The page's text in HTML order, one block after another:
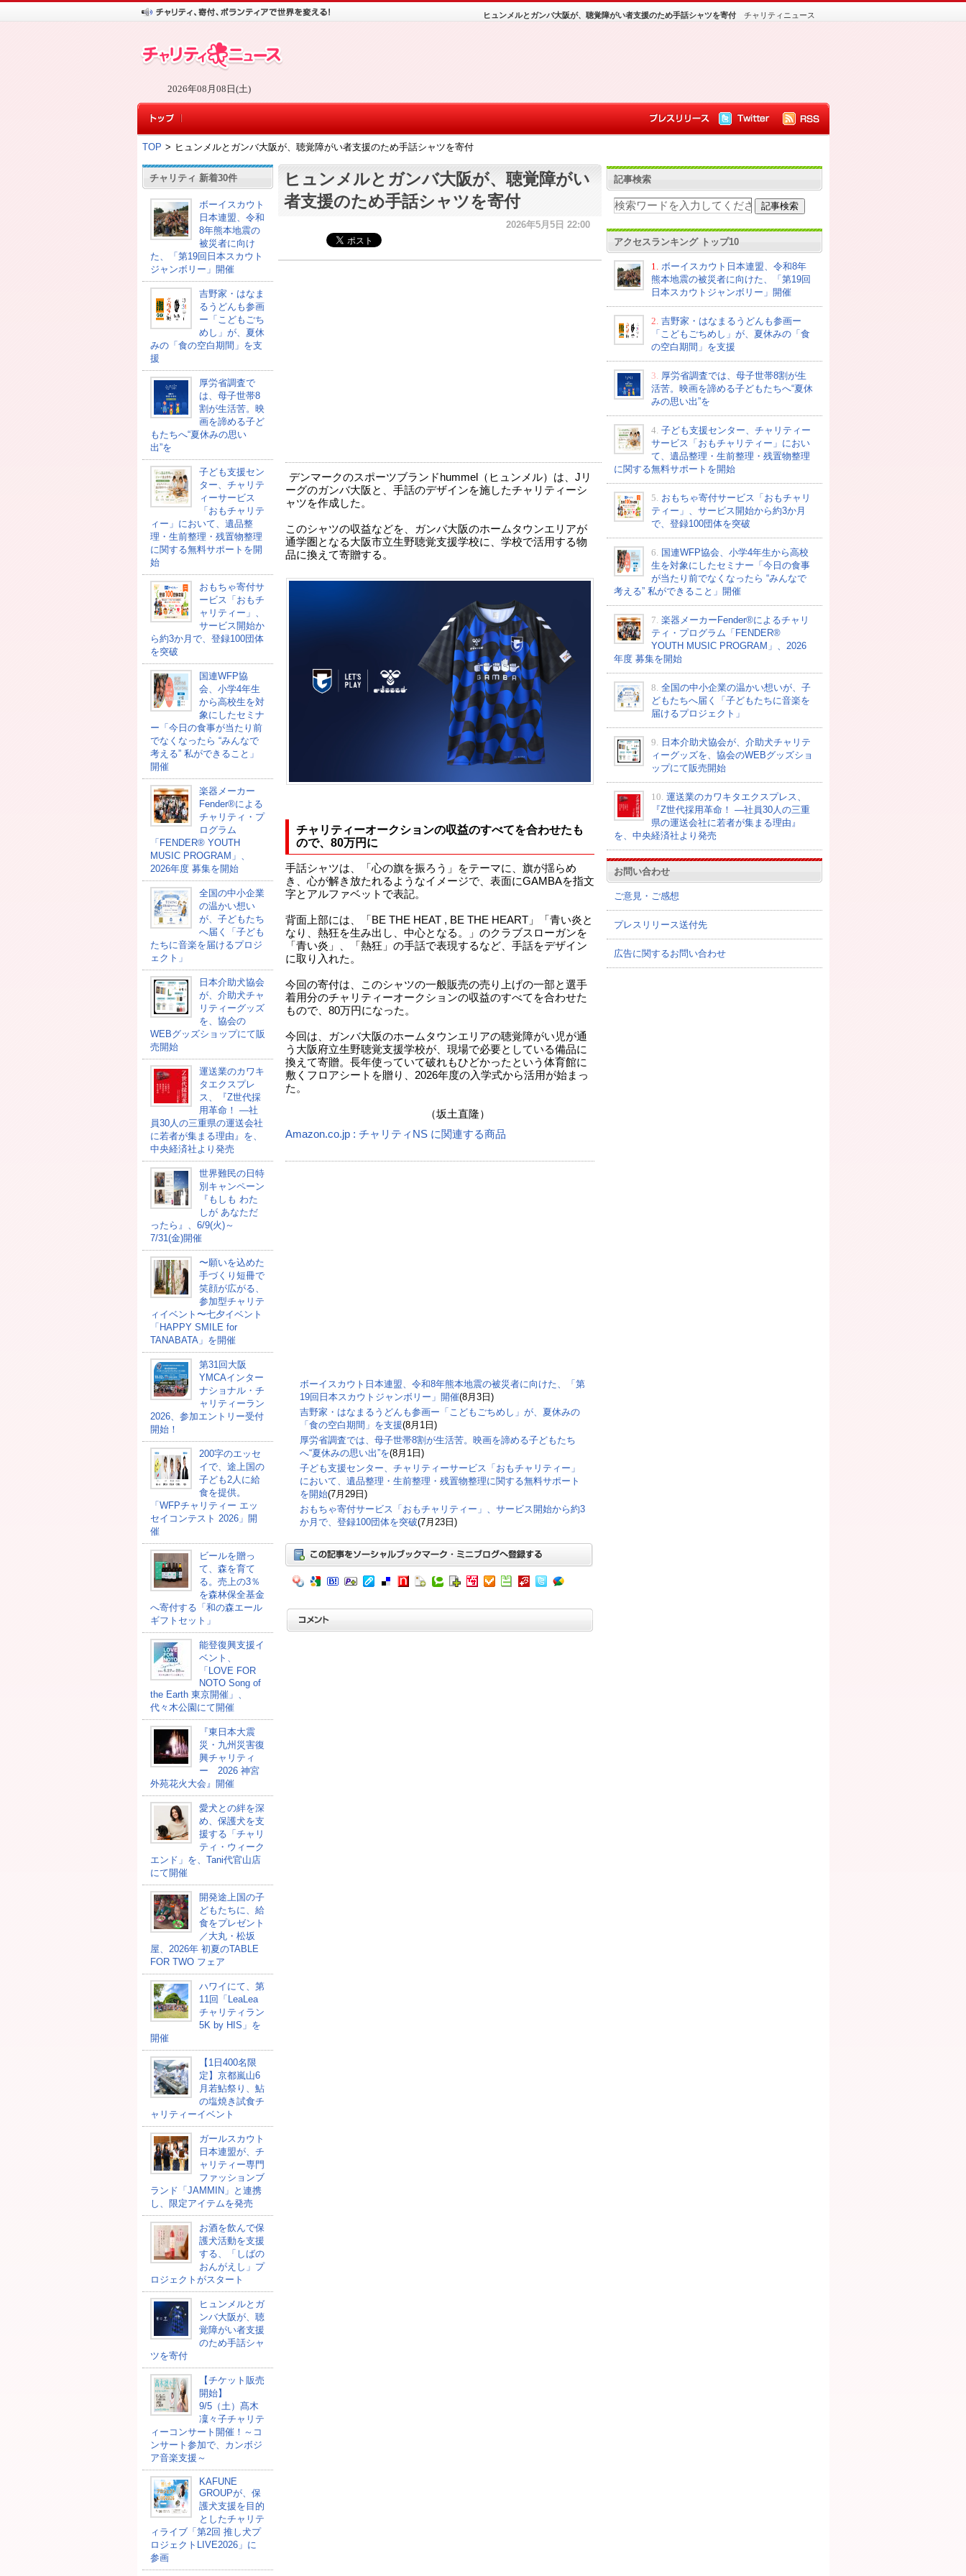
2026年08月08日(土)
チャリティニュース
ヒュンメルとガンバ大阪が、聴覚障がい者支援のため手話シャツを寄付
TOP > ヒュンメルとガンバ大阪が、聴覚障がい者支援のため手話シャツを寄付
チャリティ 新着30件
ボーイスカウト
日本連盟、令和
8年熊本地震の
被災者に向け
た、「第19回日本スカウト
ジャンボリー」開催
吉野家・はなま
るうどんも参画
ー「こどもごち
めし」が、夏休
みの「食の空白期間」を支
援
厚労省調査で
は、母子世帯8
割が生活苦。映
画を諦める子ど
もたちへ“夏休みの思い
出”を
子ども支援セン
ター、チャリテ
ィーサービス
「おもチャリテ
ィー」において、遺品整
理・生前整理・残置物整理
に関する無料サポートを開
始
おもちゃ寄付サ
ービス「おもチ
ャリティー」、
サービス開始か
ら約3か月で、登録100団体
を突破
国連WFP協
会、小学4年生
から高校生を対
象にしたセミナ
ー「今日の食事が当たり前
でなくなったら “みんなで
考える” 私ができること」
開催
楽器メーカー
Fender®による
チャリティ・プ
ログラム
「FENDER®︎ YOUTH
MUSIC PROGRAM」、
2026年度 募集を開始
全国の中小企業
の温かい想い
が、子どもたち
へ届く「子ども
たちに音楽を届けるプロジ
ェクト」
日本介助犬協会
が、介助犬チャ
リティーグッズ
を、協会の
WEBグッズショップにて販
売開始
運送業のカワキ
タエクスプレ
ス、『Z世代採
用革命！ ―社
員30人の三重県の運送会社
に若者が集まる理由』を、
中央経済社より発売
世界難民の日特
別キャンペーン
『もしも わた
しが あなただ
ったら』、6/9(火)～
7/31(金)開催
〜願いを込めた
手づくり短冊で
笑顔が広がる、
参加型チャリテ
ィイベント〜七夕イベント
「HAPPY SMILE for
TANABATA」を開催
第31回大阪
YMCAインター
ナショナル・チ
ャリティーラン
2026、参加エントリー受付
開始！
200字のエッセ
イで、途上国の
子ども2人に給
食を提供。
「WFPチャリティー エッ
セイコンテスト 2026」開
催
ビールを贈っ
て、森を育て
る。売上の3％
を森林保全基金
へ寄付する「和の森エール
ギフトセット」
能登復興支援イ
ベント、
「LOVE FOR
NOTO Song of
the Earth 東京開催」、
代々木公園にて開催
『東日本大震
災・九州災害復
興チャリティ
ー 2026 神宮
外苑花火大会』開催
愛犬との絆を深
め、保護犬を支
援する「チャリ
ティ・ウィーク
エンド」を、Tani代官山店
にて開催
開発途上国の⼦
どもたちに、給
⾷をプレゼント
／大丸・松坂
屋、2026年 初夏のTABLE
FOR TWO フェア
ハワイにて、第
11回「LeaLea
チャリティラン
5K by HIS」を
開催
【1日400名限
定】京都嵐山6
月若鮎祭り、鮎
の塩焼き試食チ
ャリティーイベント
ガールスカウト
日本連盟が、チ
ャリティー専門
ファッションブ
ランド「JAMMIN」と連携
し、限定アイテムを発売
お酒を飲んで保
護犬活動を支援
する、「しばの
おんがえし」プ
ロジェクトがスタート
ヒュンメルとガ
ンバ大阪が、聴
覚障がい者支援
のため手話シャ
ツを寄付
【チケット販売
開始】
9/5（土）髙木
凜々子チャリテ
ィーコンサート開催！～コ
ンサート参加で、カンボジ
ア音楽支援～
KAFUNE
GROUPが、保
護犬支援を目的
としたチャリテ
ィライブ「第2回 推し犬プ
ロジェクトLIVE2026」に
参画
ヒュンメルとガンバ大阪が、聴覚障がい
者支援のため手話シャツを寄付
2026年5月5日 22:00
デンマークのスポーツブランドhummel（ヒュンメル）は、Jリ
ーグのガンバ大阪と、手話のデザインを施したチャリティーシ
ャツを作成した。
このシャツの収益などを、ガンバ大阪のホームタウンエリアが
通学圏となる大阪市立生野聴覚支援学校に、学校で活用する物
品に換えて寄贈する。
チャリティーオークションの収益のすべてを合わせたも
ので、80万円に
手話シャツは、「心の旗を振ろう」をテーマに、旗が揺らめ
き、心が解き放たれるようなイメージで、表面にGAMBAを指文
字とアルファベットで表記。
背面上部には、「BE THE HEAT , BE THE HEART」「青い炎と
なり、熱狂を生み出し、中心となる。」のクラブスローガンを
「青い炎」、「熱狂」の手話で表現するなど、手話をデザイン
に取り入れた。
今回の寄付は、このシャツの一般販売の売り上げの一部と選手
着用分のチャリティーオークションの収益のすべてを合わせた
もので、80万円になった。
今回は、ガンバ大阪のホームタウンエリアの聴覚障がい児が通
う大阪府立生野聴覚支援学校が、現場で必要としている備品に
換えて寄贈。長年使っていて破れもひどかったという体育館に
敷くフロアシートを贈り、2026年度の入学式から活用が始まっ
た。
（坂土直隆）
Amazon.co.jp : チャリティNS に関連する商品
ボーイスカウト日本連盟、令和8年熊本地震の被災者に向けた、「第
19回日本スカウトジャンボリー」開催(8月3日)
吉野家・はなまるうどんも参画ー「こどもごちめし」が、夏休みの
「食の空白期間」を支援(8月1日)
厚労省調査では、母子世帯8割が生活苦。映画を諦める子どもたち
へ“夏休みの思い出”を(8月1日)
子ども支援センター、チャリティーサービス「おもチャリティー」
において、遺品整理・生前整理・残置物整理に関する無料サポート
を開始(7月29日)
おもちゃ寄付サービス「おもチャリティー」、サービス開始から約3
か月で、登録100団体を突破(7月23日)
記事検索
アクセスランキング トップ10
1.
ボーイスカウト日本連盟、令和8年
熊本地震の被災者に向けた、「第19回
日本スカウトジャンボリー」開催
2. 吉野家・はなまるうどんも参画ー
「こどもごちめし」が、夏休みの「食
の空白期間」を支援
3. 厚労省調査では、母子世帯8割が生
活苦。映画を諦める子どもたちへ“夏休
みの思い出”を
4. 子ども支援センター、チャリティー
サービス「おもチャリティー」におい
て、遺品整理・生前整理・残置物整理
に関する無料サポートを開始
5. おもちゃ寄付サービス「おもチャリ
ティー」、サービス開始から約3か月
で、登録100団体を突破
6. 国連WFP協会、小学4年生から高校
生を対象にしたセミナー「今日の食事
が当たり前でなくなったら “みんなで
考える” 私ができること」開催
7. 楽器メーカーFender®によるチャリ
ティ・プログラム「FENDER®︎
YOUTH MUSIC PROGRAM」、2026
年度 募集を開始
8. 全国の中小企業の温かい想いが、子
どもたちへ届く「子どもたちに音楽を
届けるプロジェクト」
9.
日本介助犬協会が、介助犬チャリテ
ィーグッズを、協会のWEBグッズショ
ップにて販売開始
10. 運送業のカワキタエクスプレス、
『Z世代採用革命！ ―社員30人の三重
県の運送会社に若者が集まる理由』
を、中央経済社より発売
お問い合わせ
ご意見・ご感想
プレスリリース送付先
広告に関するお問い合わせ